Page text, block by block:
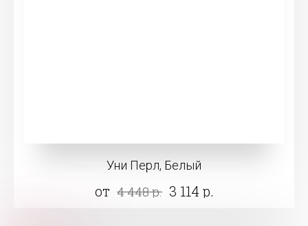
Уни Перл, Белый
от 4 448 р. 3 114 р.